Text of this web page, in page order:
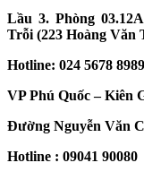
Lầu 3. Phòng
Trỗi (223 Hoàng Văn
Hotline: 024 5678 8989
VP Phú Quốc – Kiên
Đường Nguyễn Văn
Hotline : 09041 90080